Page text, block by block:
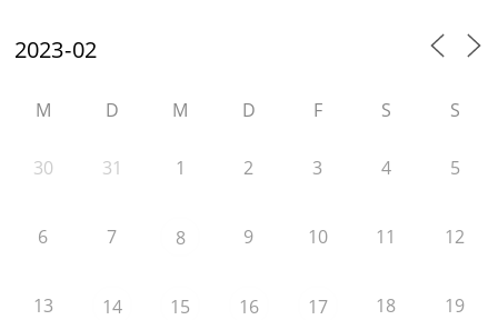
M D M D F S S
30 31 1 2 3 4 5
6 7 8 9 10 11 12
13 14 15 16 17 18 19